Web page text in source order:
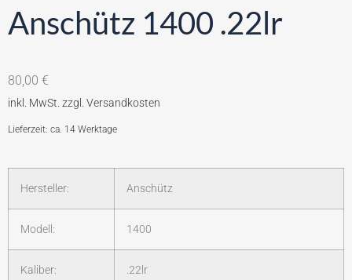
Anschütz 1400 .22lr
80,00 €
Lieferzeit: ca. 14 Werktage
Hersteller: Anschütz
Modell: 1400
Kaliber: .22lr